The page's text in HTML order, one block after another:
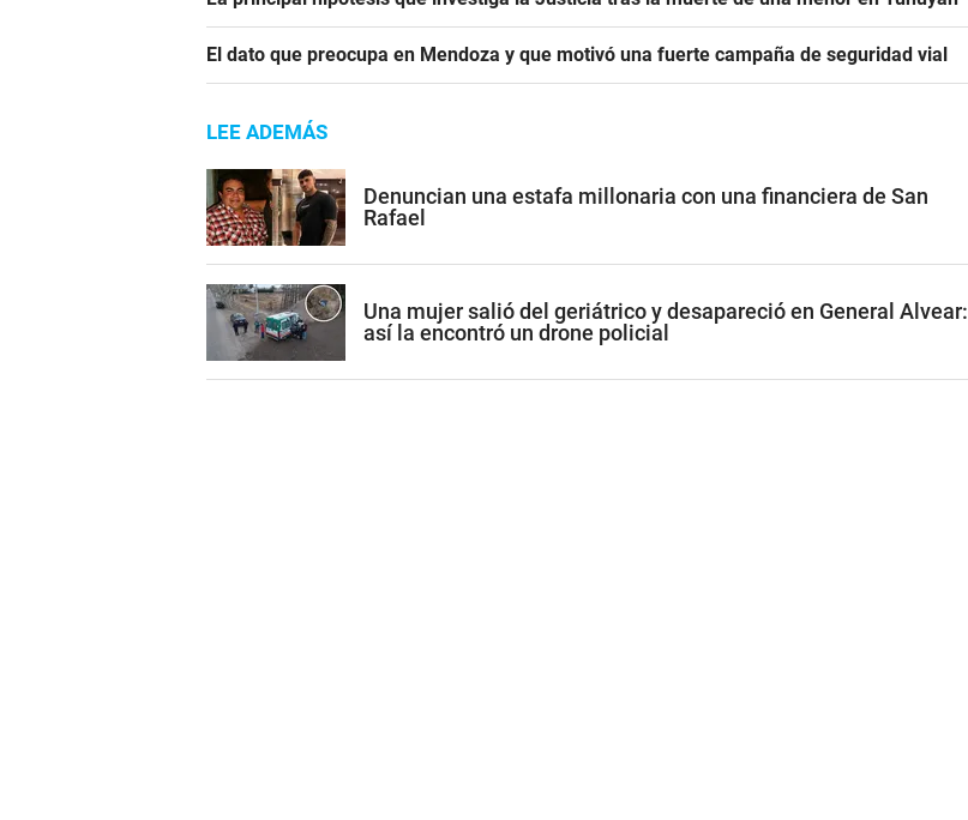
El dato que preocupa en Mendoza y que motivó una fuerte campaña de seguridad vial
LEE ADEMÁS
Denuncian una estafa millonaria con una financiera de San
Rafael
Una mujer salió del geriátrico y desapareció en General Alvear:
así la encontró un drone policial